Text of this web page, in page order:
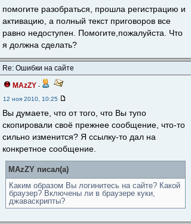
помогите разобраться, прошла регистрацию и
активацию, а полный текст приговоров все
равно недоступен. Помогите,пожалуйста. Что
я должна сделать?
Re: Ошибки на сайте
MAzZY -
12 ноя 2010, 10:25
Вы думаете, что от того, что Вы тупо
скопировали своё прежнее сообщение, что-то
сильно изменится? Я ссылку-то дал на
конкретное сообщение.
MAzZY писал(а)
Каким образом Вы логинитесь на сайте? Какой
браузер? Включены ли в браузере куки,
джаваскрипты?